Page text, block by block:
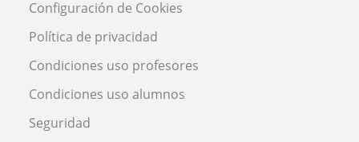
Configuración de Cookies
Política de privacidad
Condiciones uso profesores
Condiciones uso alumnos
Seguridad